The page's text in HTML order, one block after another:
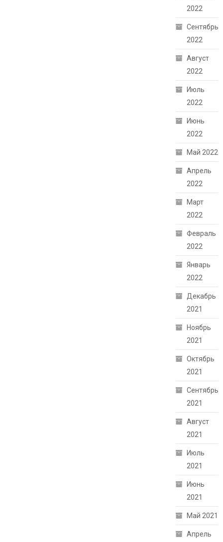
2022
Сентябрь
2022
Август
2022
Июль
2022
Июнь
2022
Май 2022
Апрель
2022
Март
2022
Февраль
2022
Январь
2022
Декабрь
2021
Ноябрь
2021
Октябрь
2021
Сентябрь
2021
Август
2021
Июль
2021
Июнь
2021
Май 2021
Апрель